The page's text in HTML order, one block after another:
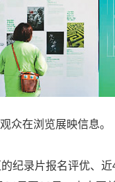
观众在浏览展映信
纪录片报名评优、